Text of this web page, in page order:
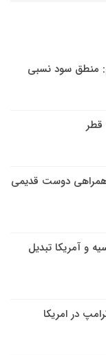
منطق سود نسبی
قطر
دوست قدیمی
و آمریکا تبدیل
در امریکا